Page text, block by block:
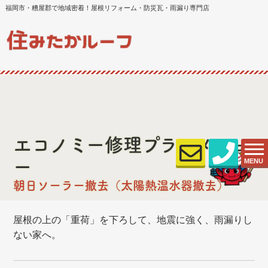
福岡市・糟屋郡で地域密着！屋根リフォーム・防災瓦・雨漏り専門店
MENU
エコノミー修理プランメニュ
ー
朝日ソーラー撤去（太陽熱温水器撤去）
屋根の上の「重荷」を下ろして、地震に強く、雨漏りし
ない家へ。